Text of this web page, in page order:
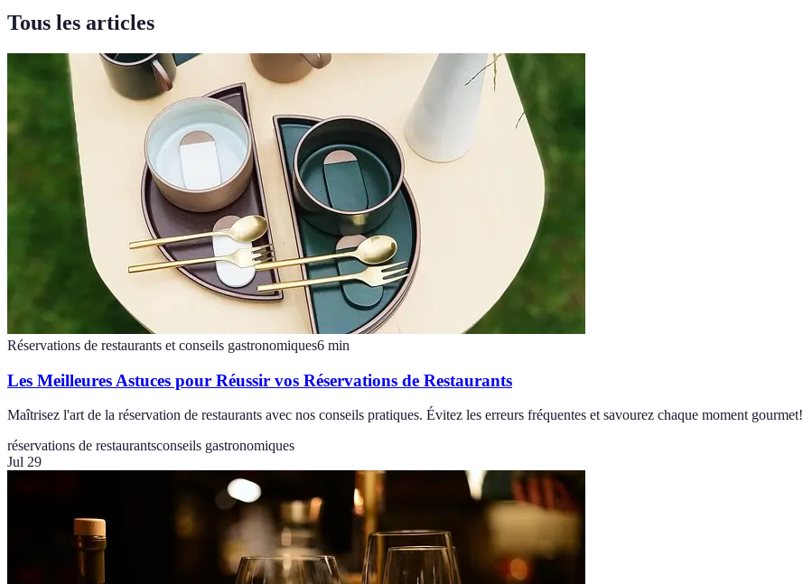
Tous les articles
Réservations de restaurants et conseils gastronomiques6 min
Les Meilleures Astuces pour Réussir vos Réservations de Restaurants
Maîtrisez l'art de la réservation de restaurants avec nos conseils pratiques. Évitez les erreurs fréquentes et savourez chaque moment gourmet!
réservations de restaurantsconseils gastronomiques
Jul 29